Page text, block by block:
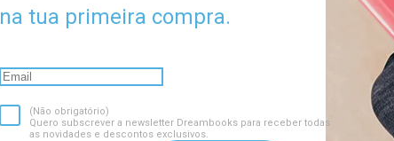
na tua primeira compra.
(Não obrigatório)
Quero subscrever a newsletter Dreambooks para receber todas
as novidades e descontos exclusivos.